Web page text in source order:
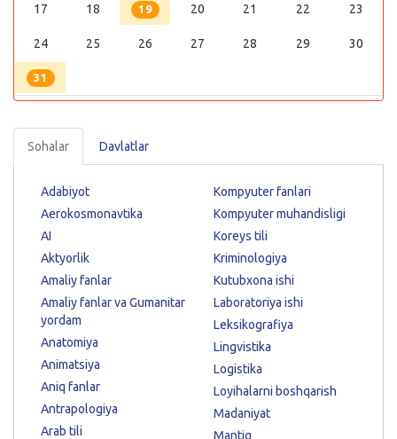
17 18 19 20 21 22 23
24 25 26 27 28 29 30
31
Sohalar Davlatlar
Adabiyot
Aerokosmonavtika
AI
Aktyorlik
Amaliy fanlar
Amaliy fanlar va Gumanitar
yordam
Anatomiya
Animatsiya
Aniq fanlar
Antrapologiya
Arab tili
Kompyuter fanlari
Kompyuter muhandisligi
Koreys tili
Kriminologiya
Kutubxona ishi
Laboratoriya ishi
Leksikografiya
Lingvistika
Logistika
Loyihalarni boshqarish
Madaniyat
Mantiq